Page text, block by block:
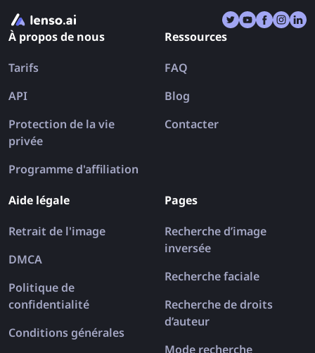
À propos de nous
Tarifs
API
Protection de la vie
privée
Programme d'affiliation
Ressources
FAQ
Blog
Contacter
Aide légale
Retrait de l'image
DMCA
Politique de
confidentialité
Conditions générales
Pages
Recherche d’image
inversée
Recherche faciale
Recherche de droits
d’auteur
Mode recherche